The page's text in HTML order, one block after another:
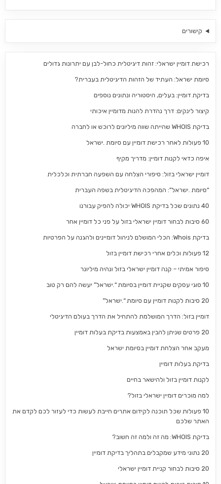
קישורים
רכישת דומיין ישראלי: זהות דיגיטלית כחול-לבן עם יתרונות גדולים
סיומת ישראל: העתיד של הזהות הדיגיטלית בעברית?
בדיקת דומיין: בעלים, היסטוריה ונתונים נוספים
קיצור לינקים: דרך נהדרת להנות מדומיין איכותי
בדיקת WHOIS שהייתה שווה מיליונים לרוכש או לחברה
10 פעולות לאחר רכישת דומיין עם סיומת .ישראל
איפה כדאי לקנות דומיין: מדריך מקיף
דומיין ישראלי בזול: סיפורי הצלחה עם השפעה חברתית וכלכלית
“סיומת .ישראל”: המהפכה הדיגיטלית בשפה העברית
40 נתונים שכל בדיקת WHOIS יכולה להפיק עבורנו
60 סיבות לבחור דומיין ישראלי בזול על פני כל דומיין אחר
בדיקת Whois: הכלי המושלם לניהול דומיינים ולהגנה על הפרטיות
12 פעולות וכלים אחרי רכישת דומיין בזול
סיפור אמיתי – קנה דומיין ישראלי בזול ונהיה מיליונר
10 סוגי עסקים שקניית דומיין בסיומת “.ישראל” יעשה להם רק טוב
20 סיבות לקנות דומיין עם סיומת “.ישראל”
דומיין בזול: הדרך המושלמת להתחיל את הדרך בעולם הדיגיטלי
20 פרטים שניתן להבין באמצעות בדיקת בעלות דומיין
מעקב אחר הצלחת דומיין בסיומת ישראל
בדיקת בעלות דומיין
לקנות דומיין בזול ולהישאר בחיים
למה מוכרים דומיין ישראלי בזול?
10 פעולות שכל תוכנה לקידום אתרים חייבת לעשות כדי לעזור לכם לקדם את
האתר שלכם
בדיקת WHOIS: מה זה ולמה זה חשוב?
20 נתוני מידע שמקבלים בתהליך בדיקת דומיין
20 סיבות לבחור קניית דומיין ישראלי